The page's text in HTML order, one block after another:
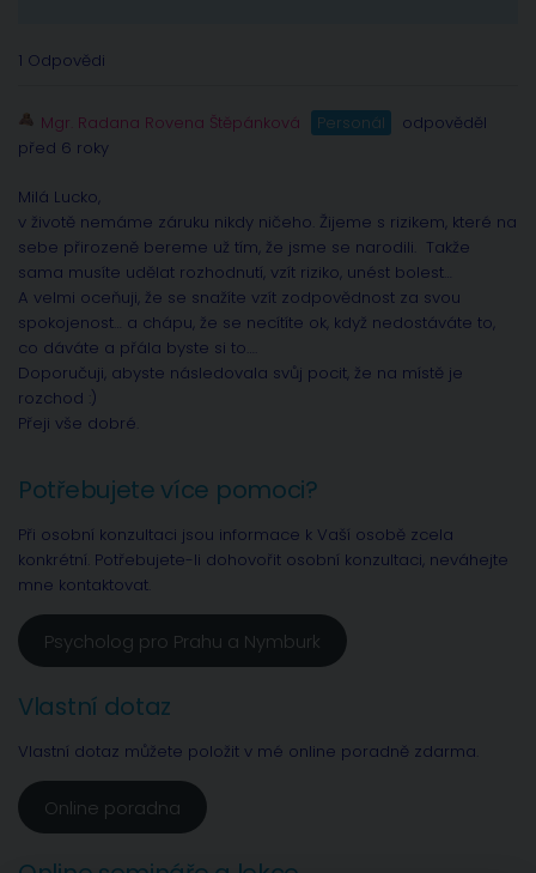
1 Odpovědi
Mgr. Radana Rovena Štěpánková Personál
odpověděl
před 6 roky
Milá Lucko,
v životě nemáme záruku nikdy ničeho. Žijeme s rizikem, které na
sebe přirozeně bereme už tím, že jsme se narodili. Takže
sama musíte udělat rozhodnutí, vzít riziko, unést bolest…
A velmi oceňuji, že se snažíte vzít zodpovědnost za svou
spokojenost… a chápu, že se necítíte ok, když nedostáváte to,
co dáváte a přála byste si to….
Doporučuji, abyste následovala svůj pocit, že na místě je
rozchod :)
Přeji vše dobré.
Potřebujete více pomoci?
Při osobní konzultaci jsou informace k Vaší osobě zcela
konkrétní. Potřebujete-li dohovořit osobní konzultaci, neváhejte
mne kontaktovat.
Psycholog pro Prahu a Nymburk
Vlastní dotaz
Vlastní dotaz můžete položit v mé online poradně zdarma.
Online poradna